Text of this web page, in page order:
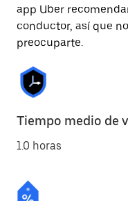
app Uber
conductor, así que
preocuparte.
Tiempo medio de
1.0 horas